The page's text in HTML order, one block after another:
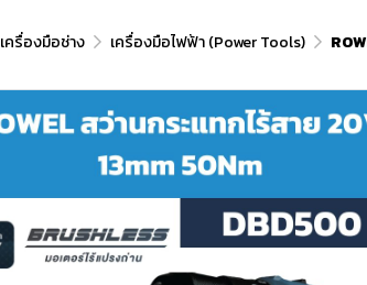
เครื่องมือช่าง เครื่องมือไฟฟ้า (Power Tools)